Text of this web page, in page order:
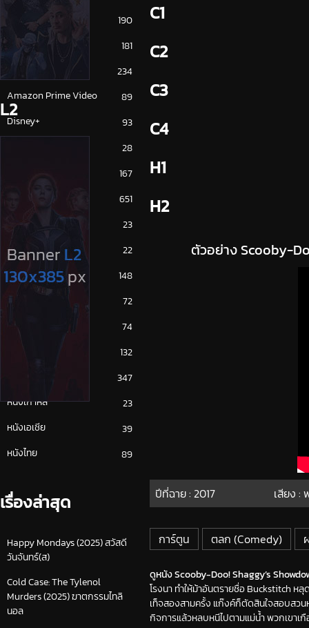
การ์ตูน
190
ดูซีรี่ย์ 2025
181
234
Amazon Prime Video
89
Disney+
93
28
167
651
ซีรีย์จีน
23
ซีรีย์ญี่ปุ่น
22
ซีรีย์ฝรั่ง
148
ซีรีย์เกาหลี
72
74
132
347
หนังเกาหลี
23
หนังเอเชีย
39
หนังไทย
89
เรื่องล่าสุด
Happy Mondays (2025) สวัสดี
วันจันทร์(ส)
Cold Case: The Tylenol
Murders (2025) ฆาตกรรมไทลิ
นอล
C1
C2
C3
C4
H1
H2
ตัวอย่าง Scooby-
ปีที่ฉาย : 2017 เสียง :
การ์ตูน ตลก (Comedy)
ดูหนัง Scooby-Doo! Shaggy’s
โรงนา ทำให้ม้าอันตรายชื่อ Buckstitch ห
เท็จสองสามครั้ง แก๊งค์ก็ตัดสินใจสอบสว
กิจการแล้วหลบหนีไปตามแม่น้ำ พวกเขา
L2